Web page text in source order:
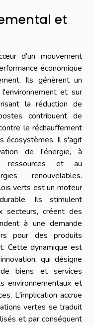
et
d'un mouvement
économique
Ils génèrent un
et sur
la réduction de
contribuent de
le réchauffement
écosystèmes. Il s'agit
de l'énergie, à
ressources et au
renouvelables.
verts est un moteur
Ils stimulent
secteurs, créent des
à une demande
pour des produits
Cette dynamique est
qui désigne
biens et services
environnementaux et
L'implication accrue
vertes se traduit
et par conséquent